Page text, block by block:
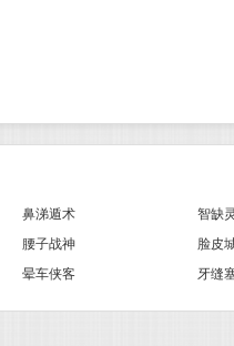
鼻涕遁术
智缺
腰子战神
脸皮
晕车侠客 牙缝